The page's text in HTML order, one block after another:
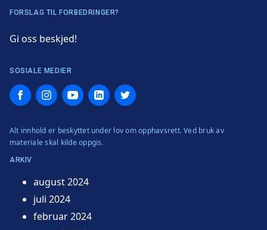
FORSLAG TIL FORBEDRINGER?
Gi oss beskjed!
SOSIALE MEDIER
FacebookInstagramYouTubeLinkedInTwitter
Alt innhold er beskyttet under lov om opphavsrett. Ved bruk av
materiale skal kilde oppgis.
ARKIV
august 2024
juli 2024
februar 2024